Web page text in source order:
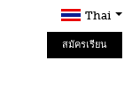
Thai
สมัครเรียน
Online